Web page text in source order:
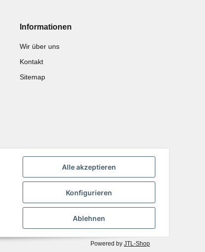
Alle akzeptieren
Konfigurieren
Ablehnen
Informationen
Wir über uns
Kontakt
Sitemap
Powered by JTL-Shop